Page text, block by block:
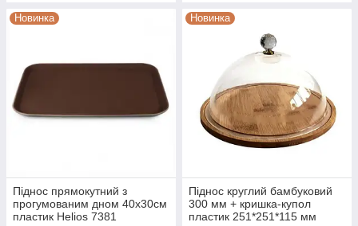
Новинка
Піднос прямокутний з
прогумованим дном 40х30см
пластик Helios 7381
Новинка
Піднос круглий бамбуковий
300 мм + кришка-купол
пластик 251*251*115 мм